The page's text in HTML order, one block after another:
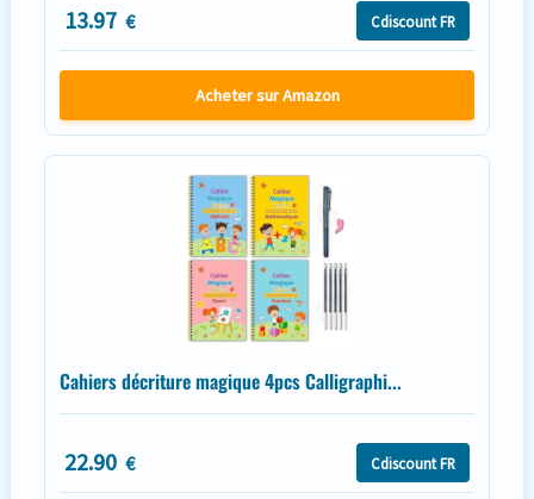
13.97 € Cdiscount FR
Acheter sur Amazon
Cahiers décriture magique 4pcs Calligraphi...
22.90 € Cdiscount FR